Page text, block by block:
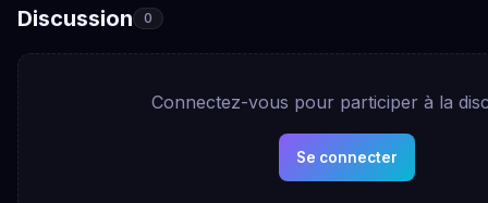
Discussion 0
Connectez-vous pour participer à la
Se connecter